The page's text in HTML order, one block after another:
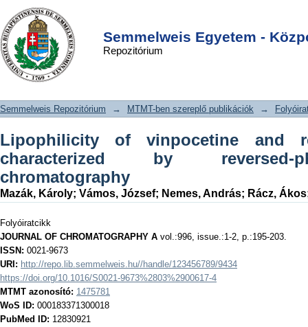
Semmelweis Egyetem -
Repozitórium
Lipophilicity of vinpocetine and
related compounds characterized by
reversed-phase thin-layer
chromatography
DSpace/Manakin Repository
Semmelweis Repozitórium → MTMT-ben szereplő publikációk →
Lipophilicity of vinpocetine and
characterized by reversed-
chromatography
Mazák, Károly; Vámos, József; Nemes, András; Rácz, Ákos
Folyóiratcikk
JOURNAL OF CHROMATOGRAPHY A vol.:996, issue.:1-2, p.:195-203.
ISSN: 0021-9673
URI: http://repo.lib.semmelweis.hu//handle/123456789/9434
https://doi.org/10.1016/S0021-9673%2803%2900617-4
MTMT azonosító: 1475781
WoS ID: 000183371300018
PubMed ID: 12830921